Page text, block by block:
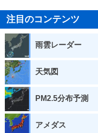
注目のコンテンツ
雨雲レーダー
天気図
PM2.5分布予測
アメダス